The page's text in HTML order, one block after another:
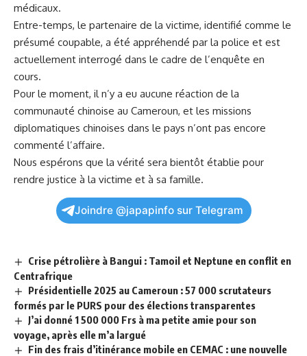
médicaux.
Entre-temps, le partenaire de la victime, identifié comme le
présumé coupable, a été appréhendé par la police⁢ et est
actuellement interrogé dans le cadre de l’enquête en
cours.
Pour le moment, il n’y a eu aucune réaction de la
communauté chinoise ‌au Cameroun, et les missions
diplomatiques​ chinoises dans le pays n’ont pas encore
commenté l’affaire.
Nous espérons que la vérité sera bientôt‌ établie pour
rendre⁢ justice à la victime et à sa ⁣famille.
Joindre @japapinfo sur Telegram
Crise pétrolière à Bangui : Tamoil et Neptune en conflit en
Centrafrique
Présidentielle 2025 au Cameroun : 57 000 scrutateurs
formés par le PURS pour des élections transparentes
J’ai donné 1 500 000 Frs à ma petite amie pour son
voyage, après elle m’a largué
Fin des frais d’itinérance mobile en CEMAC : une nouvelle